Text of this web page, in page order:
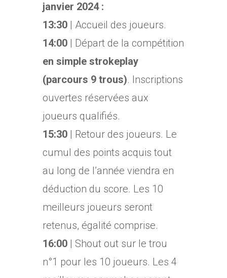
janvier 2024 :
13:30 | Accueil des joueurs.
14:00 | Départ de la compétition
en simple strokeplay
(parcours 9 trous). Inscriptions
ouvertes réservées aux
joueurs qualifiés.
15:30 | Retour des joueurs. Le
cumul des points acquis tout
au long de l’année viendra en
déduction du score. Les 10
meilleurs joueurs seront
retenus, égalité comprise.
16:00 | Shout out sur le trou
n°1 pour les 10 joueurs. Les 4